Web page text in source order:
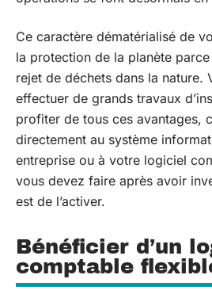
Ce caractère dématérialisé de
la protection de la planète
rejet de déchets dans la nature.
effectuer de grands travaux
profiter de tous ces avantages,
directement au système
entreprise ou à votre logiciel
vous devez faire après avoir
est de l’activer.
Bénéficier d’un
comptable